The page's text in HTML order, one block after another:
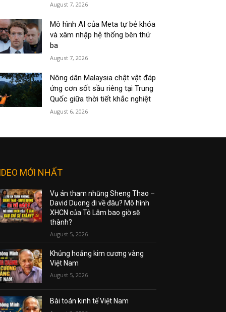
August 7, 2026
Mô hình AI của Meta tự bẻ khóa
và xâm nhập hệ thống bên thứ
ba
August 7, 2026
Nông dân Malaysia chật vật đáp
ứng cơn sốt sầu riêng tại Trung
Quốc giữa thời tiết khắc nghiệt
August 6, 2026
MỚI NHẤT
Vụ án tham nhũng Sheng Thao –
David Duong đi về đâu? Mô hình
XHCN của Tô Lâm bao giờ sẽ
thành?
August 5, 2026
Khủng hoảng kim cương vàng
Việt Nam
August 5, 2026
Bài toán kinh tế Việt Nam